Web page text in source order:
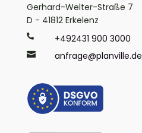
Gerhard-Welter-Straße 7
D - 41812 Erkelenz
 +492431 900 3000
 anfrage@planville.de